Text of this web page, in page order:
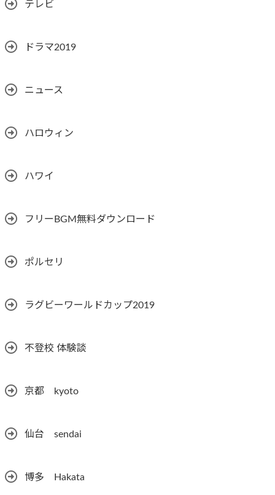
テレビ
ドラマ2019
ニュース
ハロウィン
ハワイ
フリーBGM無料ダウンロード
ポルセリ
ラグビーワールドカップ2019
不登校 体験談
京都 kyoto
仙台 sendai
博多 Hakata